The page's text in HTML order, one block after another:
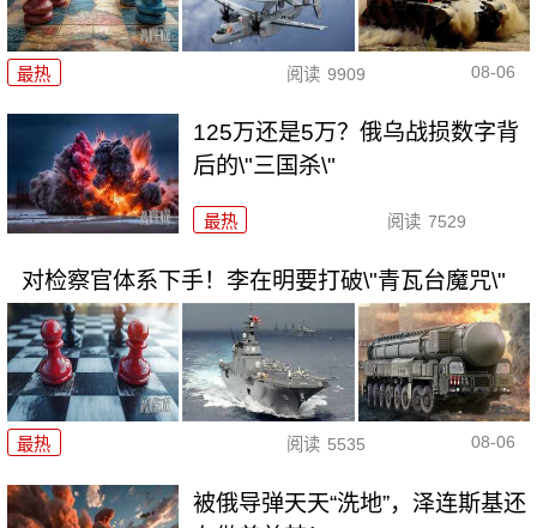
最热 阅读 9909 08-06
125万还是5万？俄乌战损数字背
后的\"三国杀\"
最热 阅读 7529
对检察官体系下手！李在明要打破\"青瓦台魔咒\"
最热 阅读 5535 08-06
被俄导弹天天“洗地”，泽连斯基还